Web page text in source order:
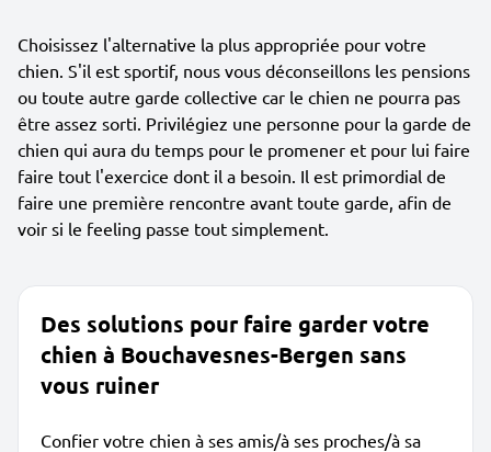
Choisissez l'alternative la plus appropriée pour votre
chien. S'il est sportif, nous vous déconseillons les pensions
ou toute autre garde collective car le chien ne pourra pas
être assez sorti. Privilégiez une personne pour la garde de
chien qui aura du temps pour le promener et pour lui faire
faire tout l'exercice dont il a besoin. Il est primordial de
faire une première rencontre avant toute garde, afin de
voir si le feeling passe tout simplement.
Des solutions pour faire garder votre
chien à Bouchavesnes-Bergen sans
vous ruiner
Confier votre chien à ses amis/à ses proches/à sa